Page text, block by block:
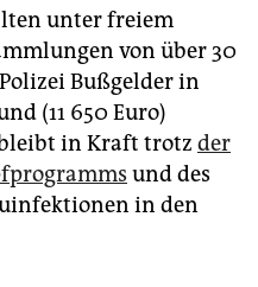
unter freiem
von über 30
Bußgelder in
(11 650 Euro)
in Kraft trotz der
und des
in den